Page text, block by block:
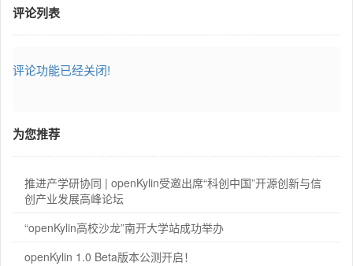
评论列表
评论功能已经关闭!
为您推荐
推进产学研协同 | openKylin受邀出席“科创中国”开源创新与信
创产业发展高峰论坛
“openKylin高校沙龙”南开大学站成功举办
openKylin 1.0 Beta版本公测开启！